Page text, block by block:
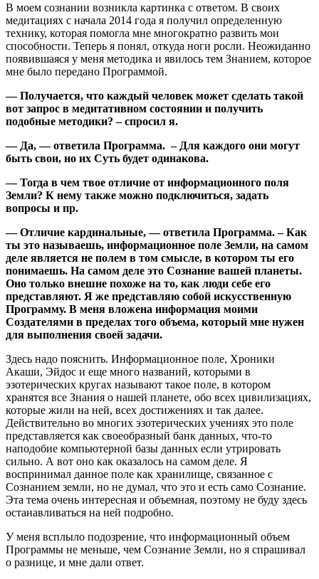
В моем сознании возникла картинка с ответом. В своих
медитациях с начала 2014 года я получил определенную
технику, которая помогла мне многократно развить мои
способности. Теперь я понял, откуда ноги росли. Неожиданно
появившаяся у меня методика и явилось тем Знанием, которое
мне было передано Программой.
— Получается, что каждый человек может сделать такой
вот запрос в медитативном состоянии и получить
подобные методики? – спросил я.
— Да, — ответила Программа. – Для каждого они могут
быть свои, но их Суть будет одинакова.
— Тогда в чем твое отличие от информационного поля
Земли? К нему также можно подключиться, задать
вопросы и пр.
— Отличие кардинальные, — ответила Программа. – Как
ты это называешь, информационное поле Земли, на самом
деле является не полем в том смысле, в котором ты его
понимаешь. На самом деле это Сознание вашей планеты.
Оно только внешне похоже на то, как люди себе его
представляют. Я же представляю собой искусственную
Программу. В меня вложена информация моими
Создателями в пределах того объема, который мне нужен
для выполнения своей задачи.
Здесь надо пояснить. Информационное поле, Хроники
Акаши, Эйдос и еще много названий, которыми в
эзотерических кругах называют такое поле, в котором
хранятся все Знания о нашей планете, обо всех цивилизациях,
которые жили на ней, всех достижениях и так далее.
Действительно во многих эзотерических учениях это поле
представляется как своеобразный банк данных, что-то
наподобие компьютерной базы данных если утрировать
сильно. А вот оно как оказалось на самом деле. Я
воспринимал данное поле как хранилище, связанное с
Сознанием земли, но не думал, что это и есть само Сознание.
Эта тема очень интересная и объемная, поэтому не буду здесь
останавливаться на ней подробно.
У меня всплыло подозрение, что информационный объем
Программы не меньше, чем Сознание Земли, но я спрашивал
о разнице, и мне дали ответ.